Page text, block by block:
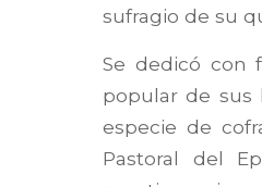
sufragio de su
Se dedicó con
popular de sus
especie de
Pastoral del